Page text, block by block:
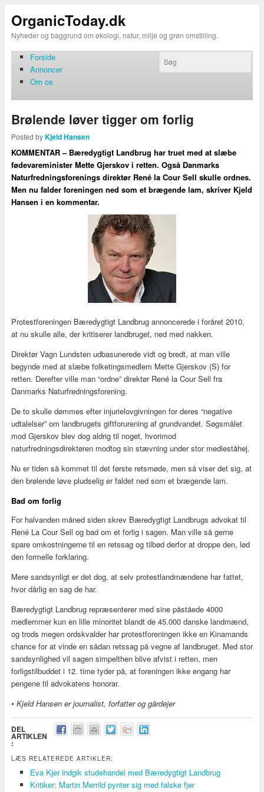
OrganicToday.dk
Nyheder og baggrund om økologi, natur, miljø og grøn omstilling.
Forside
Annoncer
Om os
Brølende løver tigger om forlig
Posted byKjeld Hansen
KOMMENTAR – Bæredygtigt Landbrug har truet med at slæbe
fødevareminister Mette Gjerskov i retten. Også Danmarks
Naturfredningsforenings direktør René la Cour Sell skulle ordnes.
Men nu falder foreningen ned som et brægende lam, skriver Kjeld
Hansen i en kommentar.
Protestforeningen Bæredygtigt Landbrug annoncerede i foråret 2010,
at nu skulle alle, der kritiserer landbruget, ned med nakken.
Direktør Vagn Lundsten udbasunerede vidt og bredt, at man ville
begynde med at slæbe folketingsmedlem Mette Gjerskov (S) for
retten. Derefter ville man “ordne” direktør René la Cour Sell fra
Danmarks Naturfredningsforening.
De to skulle dømmes efter injurielovgivningen for deres “negative
udtalelser” om landbrugets giftforurening af grundvandet. Søgsmålet
mod Gjerskov blev dog aldrig til noget, hvorimod
naturfredningsdirektøren modtog sin stævning under stor medieståhej.
Nu er tiden så kommet til det første retsmøde, men så viser det sig, at
den brølende løve pludselig er faldet ned som et brægende lam.
Bad om forlig
For halvanden måned siden skrev Bæredygtigt Landbrugs advokat til
René La Cour Sell og bad om et forlig i sagen. Man ville så gerne
spare omkostningerne til en retssag og tilbød derfor at droppe den, lød
den formelle forklaring.
Mere sandsynligt er det dog, at selv protestlandmændene har fattet,
hvor dårlig en sag de har.
Bæredygtigt Landbrug repræsenterer med sine påståede 4000
medlemmer kun en lille minoritet blandt de 45.000 danske landmænd,
og trods megen ordskvalder har protestforeningen ikke en Kinamands
chance for at vinde en sådan retssag på vegne af landbruget. Med stor
sandsynlighed vil sagen simpelthen blive afvist i retten, men
forligstilbuddet i 12. time tyder på, at foreningen ikke engang har
pengene til advokatens honorar.
• Kjeld Hansen er journalist, forfatter og gårdejer
DEL
ARTIKLEN
:
LÆS RELATEREDE ARTIKLER:
Eva Kjer indgik studehandel med Bæredygtigt Landbrug
Kritiker: Martin Merrild pynter sig med falske fjer